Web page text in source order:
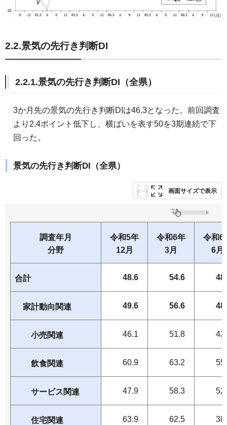
2.2.景気の先行き判断DI
2.2.1.景気の先行き判断DI（全県）
3か月先の景気の先行き判断DIは46.3となった。前回調査
より2.4ポイント低下し、横ばいを表す50を3期連続で下
回った。
景気の先行き判断DI（全県）
画面サイズで表示
調査年月
分野
令和5年
12月
令和6年
3月
令和6
6月
合計 48.6 54.6
家計動向関連 49.6 56.6
小売関連 46.1 51.8
飲食関連 60.9 63.2
サービス関連 47.9 58.3
住宅関連 63.9 62.5